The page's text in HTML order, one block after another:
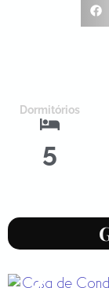
Dormitórios
5